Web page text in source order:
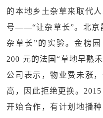
的本地乡土杂草来取代
号——“让杂草长”。北京
杂草长”的实验。金榜
200 元的法国“草地早熟
公司表示，物业费未涨
高，因此拒绝更换。
开始合作，有计划地播